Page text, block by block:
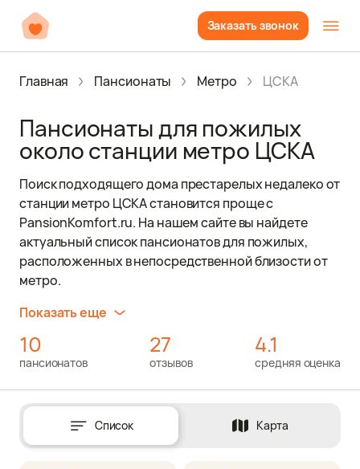
Заказать звонок
Главная Пансионаты Метро ЦСКА
Пансионаты для пожилых
около станции метро ЦСКА
Поиск подходящего дома престарелых недалеко от
станции метро ЦСКА становится проще с
PansionKomfort.ru. На нашем сайте вы найдете
актуальный список пансионатов для пожилых,
расположенных в непосредственной близости от
метро.
Показать еще
10
пансионатов
27
отзывов
4.1
средняя оценка
Список Карта